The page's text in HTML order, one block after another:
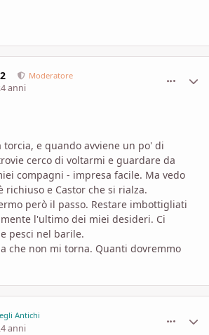
Moderatore
4 anni
torcia, e quando avviene un po' di
cerco di voltarmi e guardare da
compagni - impresa facile. Ma vedo
richiuso e Castor che si rialza.
però il passo. Restare imbottigliati
l'ultimo dei miei desideri. Ci
pesci nel barile.
che non mi torna. Quanti dovremmo
Antichi
4 anni